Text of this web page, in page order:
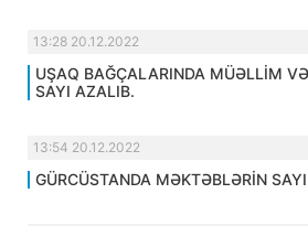
13:28 20.12.2022
UŞAQ BAĞÇALARINDA MÜƏLLİM
SAYI AZALIB.
13:54 20.12.2022
GÜRCÜSTANDA MƏKTƏBLƏRİN